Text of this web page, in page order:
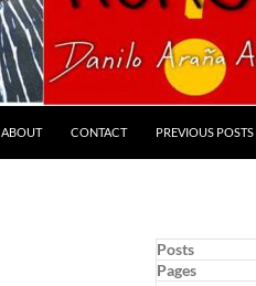
ABOUT CONTACT PREVIOUS POSTS
Posts
Pages